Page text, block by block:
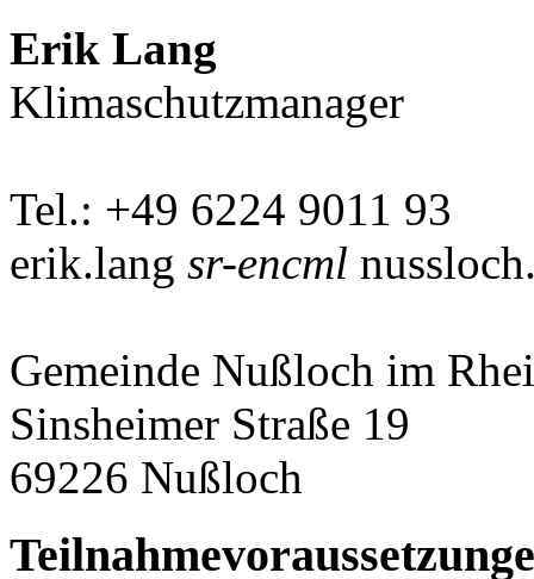
Erik Lang
Klimaschutzmanager
Tel.: +49 6224 9011 93
erik.lang sr-encml
Gemeinde Nußloch im
Sinsheimer Straße 19
69226 Nußloch